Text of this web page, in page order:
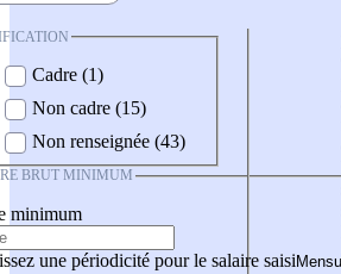
Cadre (1)
Non cadre (15)
Non renseignée (43)
BRUT MINIMUM
minimum
une périodicité pour le salaire saisi